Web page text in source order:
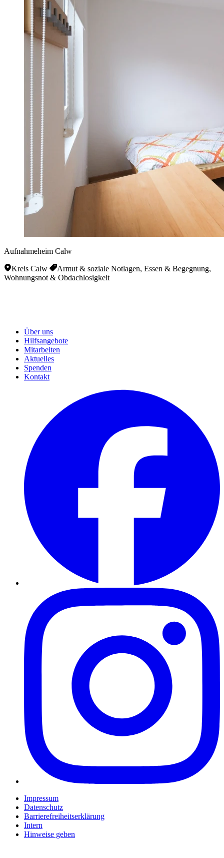
Aufnahmeheim Calw
Kreis Calw
Armut & soziale Notlagen, Essen & Begegnung,
Wohnungsnot & Obdachlosigkeit
Über uns
Hilfsangebote
Mitarbeiten
Aktuelles
Spenden
Kontakt
Impressum
Datenschutz
Barrierefreiheitserklärung
Intern
Hinweise geben